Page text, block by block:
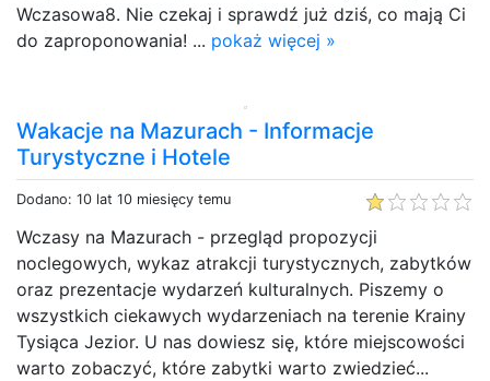
Wczasowa8. Nie czekaj i sprawdź już dziś, co mają Ci
do zaproponowania! ... pokaż więcej »
Wakacje na Mazurach - Informacje
Turystyczne i Hotele
Dodano: 10 lat 10 miesięcy temu
Wczasy na Mazurach - przegląd propozycji
noclegowych, wykaz atrakcji turystycznych, zabytków
oraz prezentacje wydarzeń kulturalnych. Piszemy o
wszystkich ciekawych wydarzeniach na terenie Krainy
Tysiąca Jezior. U nas dowiesz się, które miejscowości
warto zobaczyć, które zabytki warto zwiedzieć...